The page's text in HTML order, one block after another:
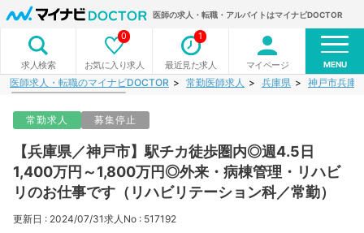
医師の求人・転職・アルバイトはマイナビDOCTOR
求人検索 お気に入り求人
0
最近見た求人
1
マイページ MENU
医師求人・転職のマイナビDOCTOR 常勤医師求人 兵庫県 神戸市兵庫
常勤求人 募集停止
【兵庫県／神戸市】駅チカ徒歩圏内◎週4.5日
1,400万円～1,800万円◎外来・病棟管理・リハビ
リのお仕事です（リハビリテーション科／常勤）
更新日 : 2024/07/31求人No : 517192